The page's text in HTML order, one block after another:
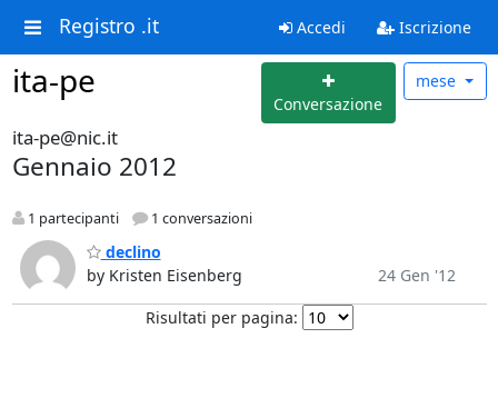
Registro .it Accedi Iscrizione
ita-pe
Conversazione
mese
ita-pe@nic.it
Gennaio 2012
1 partecipanti 1 conversazioni
declino
by Kristen Eisenberg
24 Gen '12
Risultati per pagina: